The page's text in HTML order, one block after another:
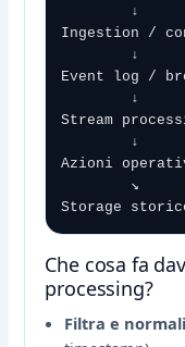
        ↓
Ingestion /
        ↓
Event log /
        ↓
Stream
        ↓
Azioni
        ↘
Storage
Che cosa fa
processing?
Filtra e